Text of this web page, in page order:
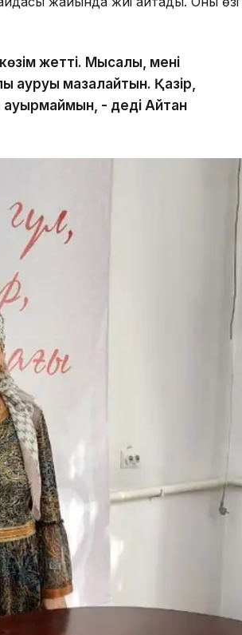
жетті. Мысалы, мені
ауруы мазалайтын. Қазір,
ауырмаймын, - деді Айтан